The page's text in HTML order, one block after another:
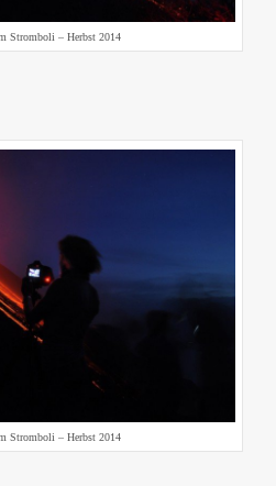
Stromboli – Herbst 2014
Stromboli – Herbst 2014